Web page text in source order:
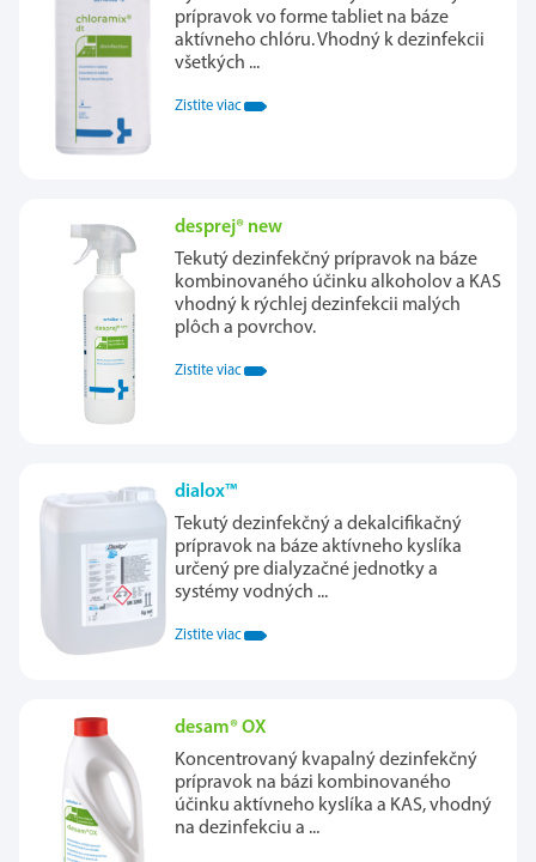
prípravok vo forme tabliet na báze
aktívneho chlóru. Vhodný k dezinfekcii
všetkých ...
Zistite viac
desprej® new
Tekutý dezinfekčný prípravok na báze
kombinovaného účinku alkoholov a KAS
vhodný k rýchlej dezinfekcii malých
plôch a povrchov.
Zistite viac
dialox™
Tekutý dezinfekčný a dekalcifikačný
prípravok na báze aktívneho kyslíka
určený pre dialyzačné jednotky a
systémy vodných ...
Zistite viac
desam® OX
Koncentrovaný kvapalný dezinfekčný
prípravok na bázi kombinovaného
účinku aktívneho kyslíka a KAS, vhodný
na dezinfekciu a ...